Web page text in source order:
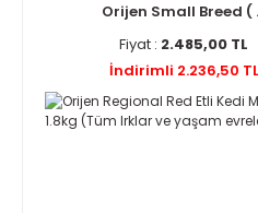
Orijen Small Breed (
Fiyat : 2.485,00 TL
İndirimli 2.236,50 TL